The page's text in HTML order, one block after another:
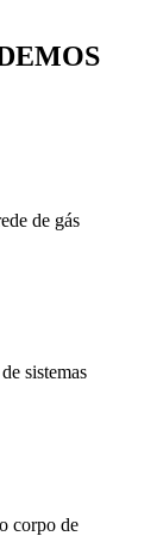
de gás
sistemas
corpo de